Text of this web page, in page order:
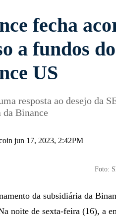
fecha
a fundos
US
resposta ao desejo da
da Binance
jun 17, 2023, 2:42PM
Foto:
da subsidiária da
noite de sexta-feira (16), a